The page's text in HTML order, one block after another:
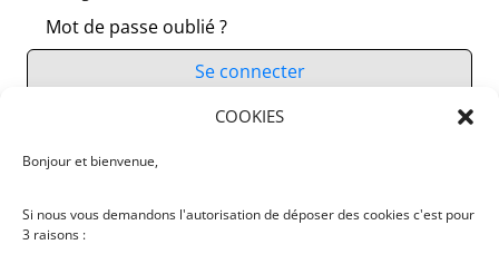
COOKIES
Bonjour et bienvenue,
Si nous vous demandons l'autorisation de déposer des cookies c'est pour
3 raisons :
Mot de passe oublié ?
Se connecter
Vous n’avez pas de compte ?